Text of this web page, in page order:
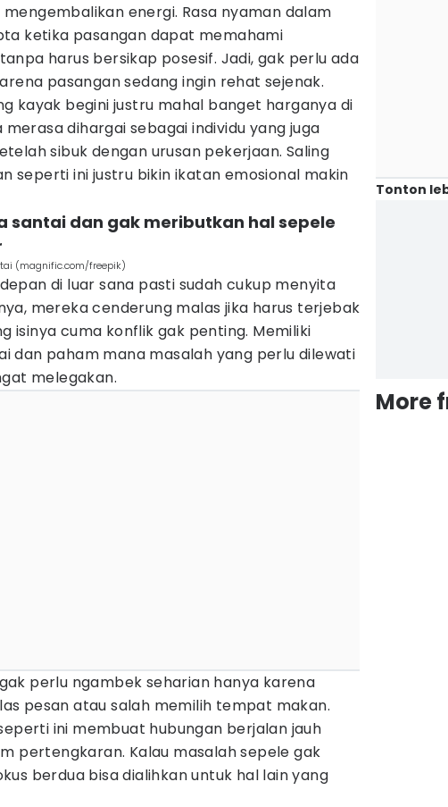
energi. Rasa nyaman dalam
ketika pasangan dapat memahami
harus bersikap posesif. Jadi, gak perlu ada
pasangan sedang ingin rehat sejenak.
kayak begini justru mahal banget harganya di
dihargai sebagai individu yang juga
sibuk dengan urusan pekerjaan. Saling
seperti ini justru bikin ikatan emosional makin
santai dan gak meributkan hal sepele
(magnific.com/freepik)
di luar sana pasti sudah cukup menyita
mereka cenderung malas jika harus terjebak
isinya cuma konflik gak penting. Memiliki
dan paham mana masalah yang perlu dilewati
melegakan.
perlu ngambek seharian hanya karena
pesan atau salah memilih tempat makan.
ini membuat hubungan berjalan jauh
pertengkaran. Kalau masalah sepele gak
berdua bisa dialihkan untuk hal lain yang
Tonton
More